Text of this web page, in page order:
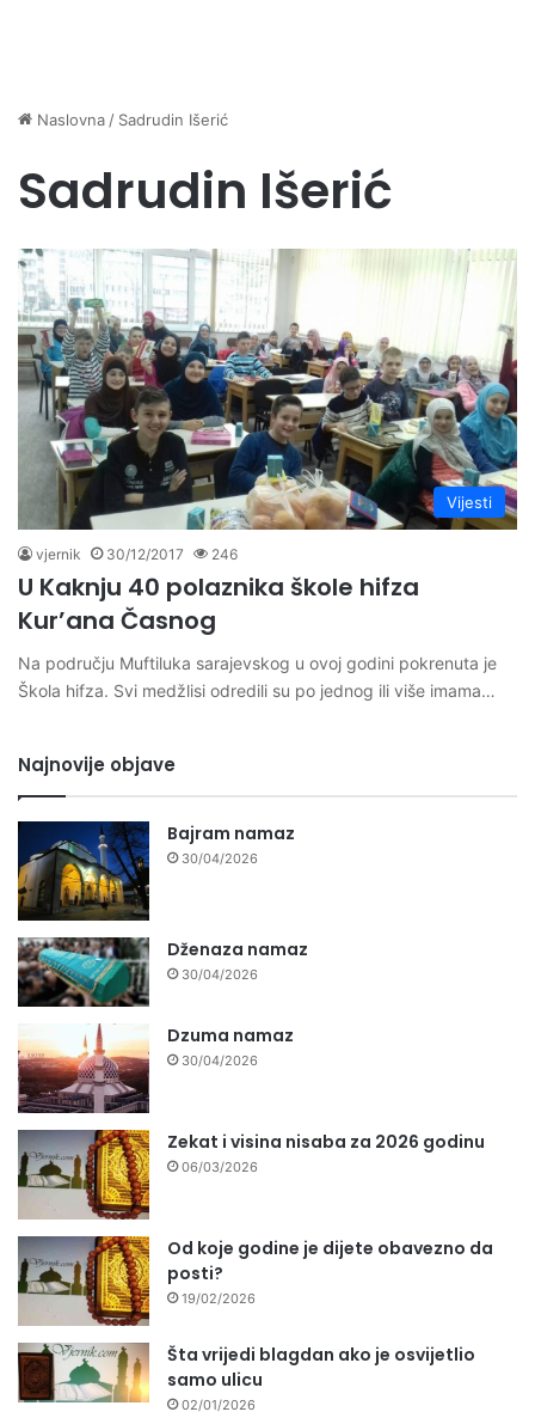
Naslovna / Sadrudin Išerić
Sadrudin Išerić
Vijesti
vjernik 30/12/2017 246
U Kaknju 40 polaznika škole hifza
Kur’ana Časnog
Na području Muftiluka sarajevskog u ovoj godini pokrenuta je
Škola hifza. Svi medžlisi odredili su po jednog ili više imama…
Najnovije objave
Bajram namaz
30/04/2026
Dženaza namaz
30/04/2026
Dzuma namaz
30/04/2026
Zekat i visina nisaba za 2026 godinu
06/03/2026
Od koje godine je dijete obavezno da
posti?
19/02/2026
Šta vrijedi blagdan ako je osvijetlio
samo ulicu
02/01/2026